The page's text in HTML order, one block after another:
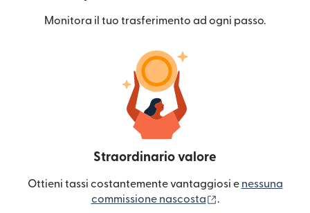
Monitora il tuo trasferimento ad ogni passo.
Straordinario valore
Ottieni tassi costantemente vantaggiosi e nessuna
commissione nascosta
.